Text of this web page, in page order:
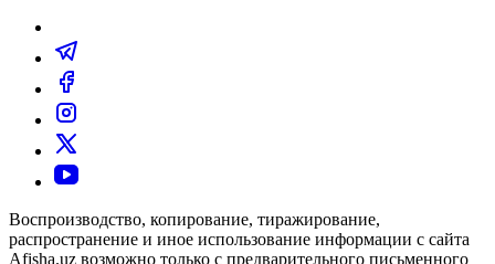
Воспроизводство, копирование, тиражирование,
распространение и иное использование информации с сайта
Afisha.uz возможно только с предварительного письменного